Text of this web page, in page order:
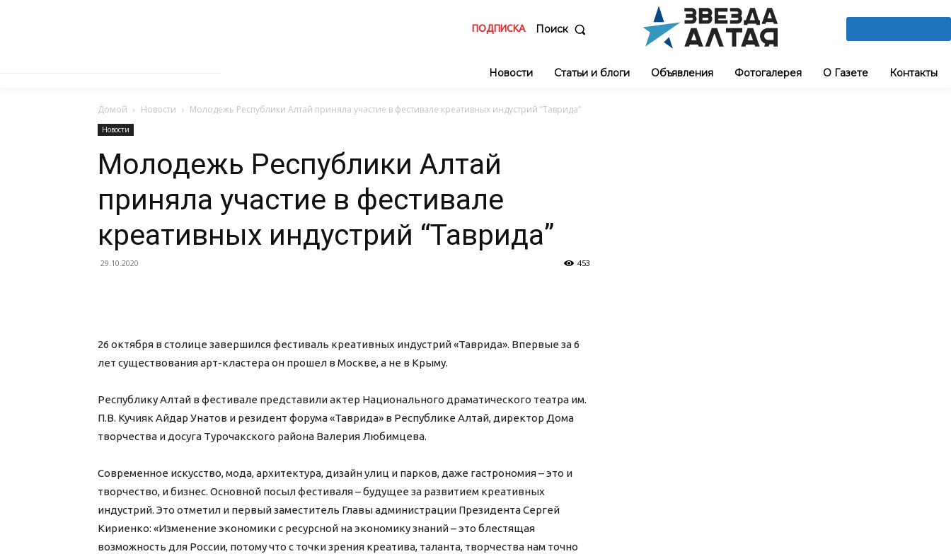
ПОДПИСКА Поиск
Новости Статьи и блоги Объявления Фотогалерея О Газете Контакты
Домой Новости Молодежь Республики Алтай приняла участие в фестивале креативных индустрий “Таврида”
Новости
Молодежь Республики Алтай
приняла участие в фестивале
креативных индустрий “Таврида”
29.10.2020 453
26 октября в столице завершился фестиваль креативных индустрий «Таврида». Впервые за 6
лет существования арт-кластера он прошел в Москве, а не в Крыму.
Республику Алтай в фестивале представили актер Национального драматического театра им.
П.В. Кучияк Айдар Унатов и резидент форума «Таврида» в Республике Алтай, директор Дома
творчества и досуга Турочакского района Валерия Любимцева.
Современное искусство, мода, архитектура, дизайн улиц и парков, даже гастрономия – это и
творчество, и бизнес. Основной посыл фестиваля – будущее за развитием креативных
индустрий. Это отметил и первый заместитель Главы администрации Президента Сергей
Кириенко: «Изменение экономики с ресурсной на экономику знаний – это блестящая
возможность для России, потому что с точки зрения креатива, таланта, творчества нам точно